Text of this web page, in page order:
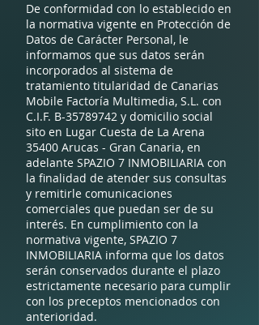
De conformidad con lo establecido en
la normativa vigente en Protección de
Datos de Carácter Personal, le
informamos que sus datos serán
incorporados al sistema de
tratamiento titularidad de Canarias
Mobile Factoría Multimedia, S.L. con
C.I.F. B-35789742 y domicilio social
sito en Lugar Cuesta de La Arena
35400 Arucas - Gran Canaria, en
adelante SPAZIO 7 INMOBILIARIA con
la finalidad de atender sus consultas
y remitirle comunicaciones
comerciales que puedan ser de su
interés. En cumplimiento con la
normativa vigente, SPAZIO 7
INMOBILIARIA informa que los datos
serán conservados durante el plazo
estrictamente necesario para cumplir
con los preceptos mencionados con
anterioridad.